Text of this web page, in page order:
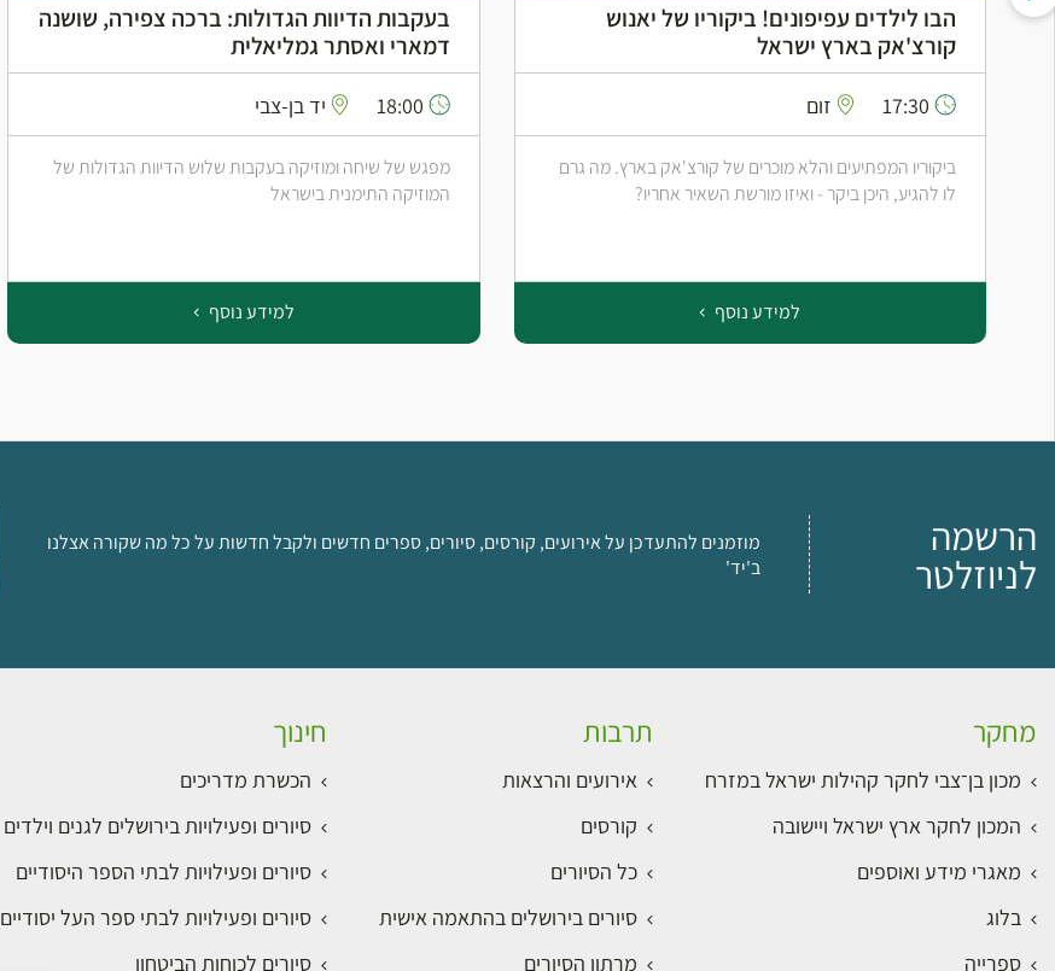
הבו לילדים עפיפונים! ביקוריו של יאנוש
קורצ'אק בארץ ישראל
17:30 זום
ביקוריו המפתיעים והלא מוכרים של קורצ'אק בארץ. מה גרם
לו להגיע, היכן ביקר - ואיזו מורשת השאיר אחריו?
למידע נוסף
בעקבות הדיוות הגדולות: ברכה צפירה, שושנה
דמארי ואסתר גמליאלית
יד בן-צבי
מפגש של שיחה ומוזיקה בעקבות שלוש הדיוות הגדולות של
המוזיקה התימנית בישראל
למידע נוסף
הרשמה
לניוזלטר
מוזמנים להתעדכן על אירועים, קורסים, סיורים, ספרים חדשים ולקבל חדשות על כל מה שקורה אצלנו
ב'יד'
מחקר
מכון בן־צבי לחקר קהילות ישראל במזרח
המכון לחקר ארץ ישראל ויישובה
מאגרי מידע ואוספים
בלוג
ספרייה
תרבות
אירועים והרצאות
קורסים
כל הסיורים
סיורים בירושלים בהתאמה אישית
מרתון הסיורים
חינוך
הכשרת מדריכים
סיורים ופעילויות בירושלים לגנים וילדים
סיורים ופעילויות לבתי הספר היסודיים
סיורים ופעילויות לבתי ספר העל יסודיים
סיורים לכוחות הביטחון